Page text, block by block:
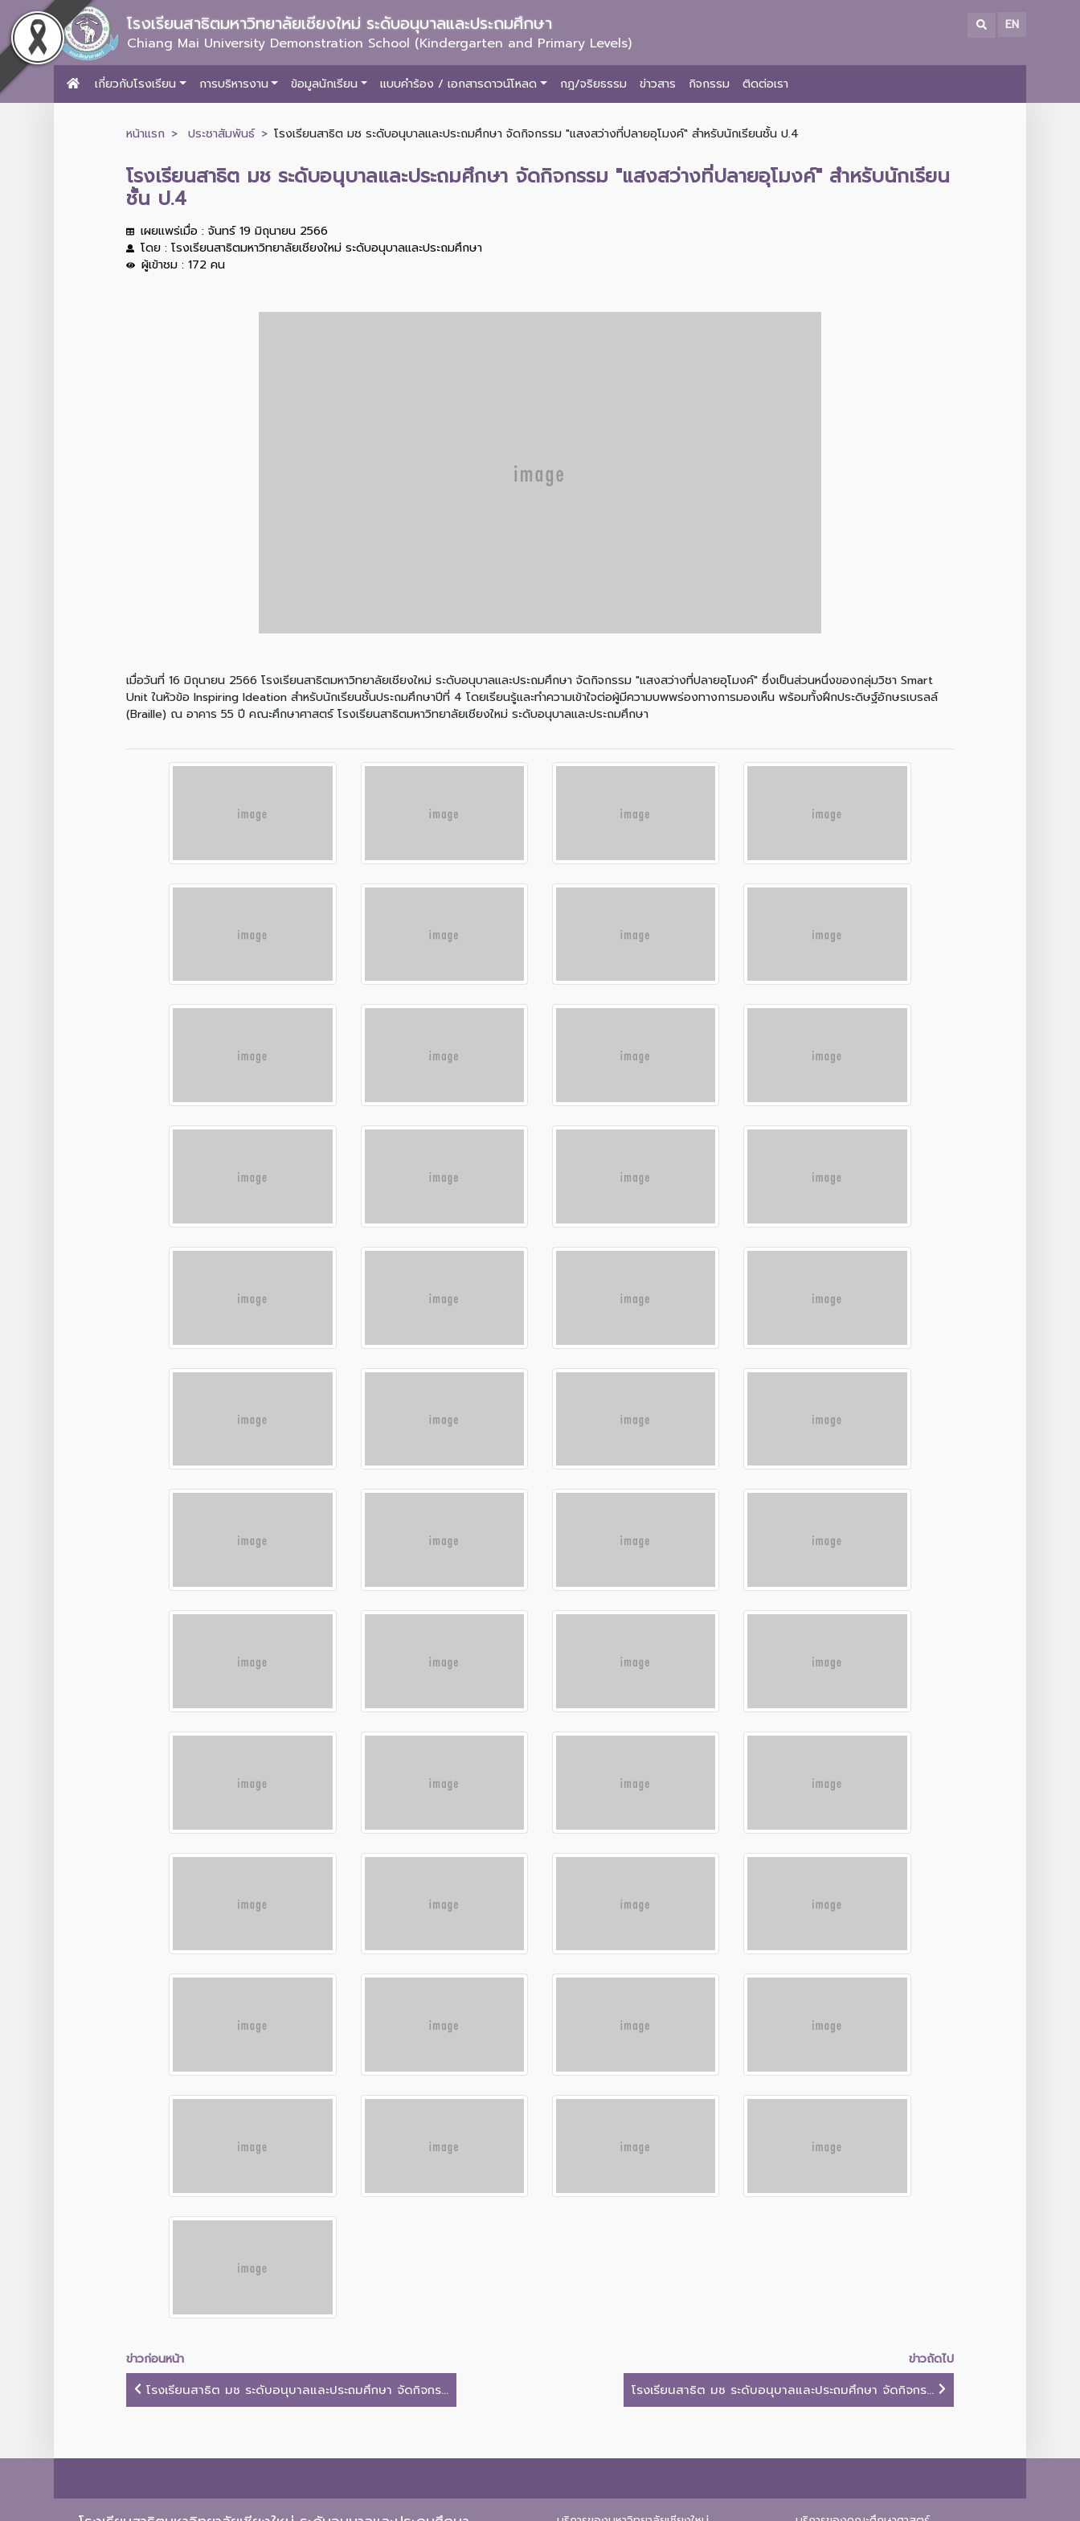
โรงเรียนสาธิตมหาวิทยาลัยเชียงใหม่ ระดับอนุบาลและประถมศึกษา
Chiang Mai University Demonstration School (Kindergarten and Primary Levels)
EN
เกี่ยวกับโรงเรียน การบริหารงาน ข้อมูลนักเรียน แบบคำร้อง / เอกสารดาวน์โหลด กฎ/จริยธรรม ข่าวสาร กิจกรรม ติดต่อเรา
หน้าแรก ประชาสัมพันธ์ โรงเรียนสาธิต มช ระดับอนุบาลและประถมศึกษา จัดกิจกรรม "แสงสว่างที่ปลายอุโมงค์" สำหรับนักเรียนชั้น ป.4
โรงเรียนสาธิต มช ระดับอนุบาลและประถมศึกษา จัดกิจกรรม "แสงสว่างที่ปลายอุโมงค์" สำหรับนักเรียน
ชั้น ป.4
เผยแพร่เมื่อ : จันทร์ 19 มิถุนายน 2566
โดย : โรงเรียนสาธิตมหาวิทยาลัยเชียงใหม่ ระดับอนุบาลและประถมศึกษา
ผู้เข้าชม : 172 คน
เมื่อวันที่ 16 มิถุนายน 2566 โรงเรียนสาธิตมหาวิทยาลัยเชียงใหม่ ระดับอนุบาลและประถมศึกษา จัดกิจกรรม "แสงสว่างที่ปลายอุโมงค์" ซึ่งเป็นส่วนหนึ่งของกลุ่มวิชา Smart
Unit ในหัวข้อ Inspiring Ideation สำหรับนักเรียนชั้นประถมศึกษาปีที่ 4 โดยเรียนรู้และทำความเข้าใจต่อผู้มีความบพพร่องทางการมองเห็น พร้อมทั้งฝึกประดิษฐ์อักษรเบรลล์
(Braille) ณ อาคาร 55 ปี คณะศึกษาศาสตร์ โรงเรียนสาธิตมหาวิทยาลัยเชียงใหม่ ระดับอนุบาลและประถมศึกษา
ข่าวก่อนหน้า
ข่าวถัดไป
โรงเรียนสาธิต มช ระดับอนุบาลและประถมศึกษา จัดกิจกร...
โรงเรียนสาธิต มช ระดับอนุบาลและประถมศึกษา จัดกิจกร...